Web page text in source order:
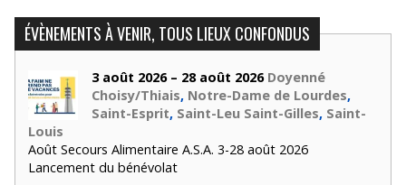
ÉVÈNEMENTS À VENIR, TOUS LIEUX CONFONDUS
3 août 2026 – 28 août 2026 Doyenné
Choisy/Thiais, Notre-Dame de Lourdes,
Saint-Esprit, Saint-Leu Saint-Gilles, Saint-
Louis
Août Secours Alimentaire A.S.A. 3-28 août 2026
Lancement du bénévolat